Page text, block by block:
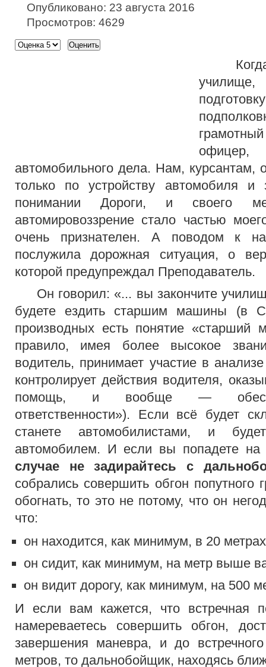
Опубликовано: 23 августа 2016
Просмотров: 4629
Когда
автомобильного дела. Нам, курсантам,
только по устройству
понимании Дороги, и своего
автомировоззрение стало частью
очень признателен. А поводом к
послужила дорожная ситуация, о
которой предупреждал Преподаватель.
Он говорил: «... вы закончите
будете ездить старшим машины (в
производных есть понятие «старший
правило, имея более высокое
водитель, принимает участие в
контролирует действия водителя,
помощь, и вообще —
ответственности»). Если всё будет
станете автомобилистами, и
автомобилем. И если вы попадете
случае не задирайтесь с
собрались совершить обгон попутного
обогнать, то это не потому, что он
что:
он находится, как минимум, в 20
он сидит, как минимум, на метр выше
он видит дорогу, как минимум, на 500
И если вам кажется, что встречная
намереваетесь совершить обгон,
завершения маневра, и до
метров, то дальнобойщик, находясь